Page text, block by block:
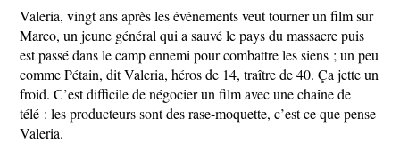
Valeria, vingt ans après les événements veut tourner un film sur
Marco, un jeune général qui a sauvé le pays du massacre puis
est passé dans le camp ennemi pour combattre les siens ; un peu
comme Pétain, dit Valeria, héros de 14, traître de 40. Ça jette un
froid. C’est difficile de négocier un film avec une chaîne de
télé : les producteurs sont des rase-moquette, c’est ce que pense
Valeria.